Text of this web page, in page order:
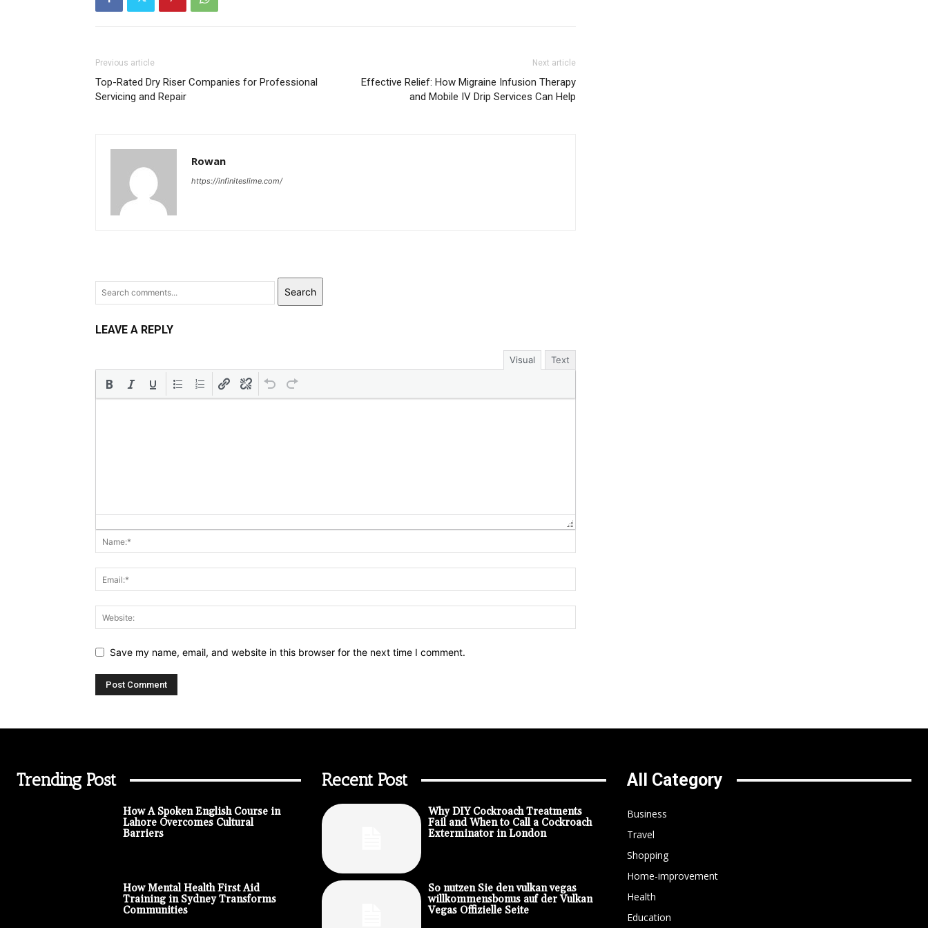
Previous article
Top-Rated Dry Riser Companies for Professional
Servicing and Repair
Next article
Effective Relief: How Migraine Infusion Therapy
and Mobile IV Drip Services Can Help
Rowan
https://infiniteslime.com/
Search
LEAVE A REPLY
Visual Text
Save my name, email, and website in this browser for the next time I comment.
Trending Post
How A Spoken English Course in
Lahore Overcomes Cultural
Barriers
How Mental Health First Aid
Training in Sydney Transforms
Communities
Recent Post
Why DIY Cockroach Treatments
Fail and When to Call a Cockroach
Exterminator in London
So nutzen Sie den vulkan vegas
willkommensbonus auf der Vulkan
Vegas Offizielle Seite
All Category
Business
Travel
Shopping
Home-improvement
Health
Education